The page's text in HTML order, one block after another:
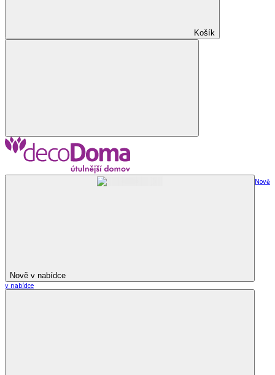
Košík
Nově v nabídce
Nově
v nabídce